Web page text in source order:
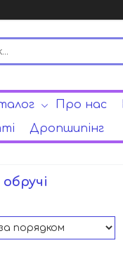
Про нас
Дропшипінг